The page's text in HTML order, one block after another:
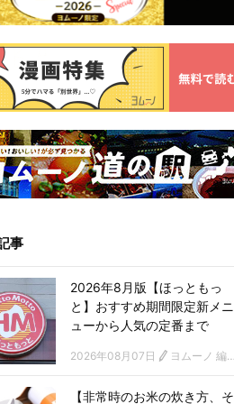
事
2026年8月版【ほっともっ
と】おすすめ期間限定新メニ
ューから人気の定番まで
2026年08月07日 ヨムーノ 編集部
【非常時のお米の炊き方、そ